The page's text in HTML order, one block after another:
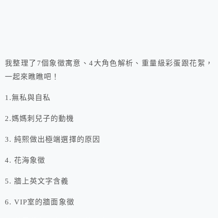
我整理了7個象徵寓意、4大角色解析、重量級彩蛋跟花絮，
一起來瞧瞧吧！
1.無私與自私
2.媽媽刺兒子的動機
3. 純熙做出極端選擇的原因
4. 花海象徵
5. 牆上英文字含義
6. VIP室的牆面象徵